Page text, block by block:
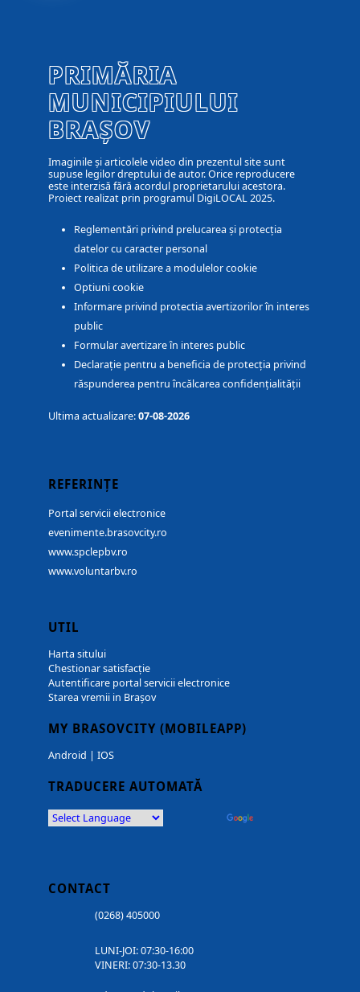
PRIMĂRIA
MUNICIPIULUI
BRAȘOV
Imaginile și articolele video din prezentul site sunt
supuse legilor dreptului de autor. Orice reproducere
este interzisă fără acordul proprietarului acestora.
Proiect realizat prin programul DigiLOCAL 2025.
Reglementări privind prelucarea și protecția
datelor cu caracter personal
Politica de utilizare a modulelor cookie
Optiuni cookie
Informare privind protectia avertizorilor în interes
public
Formular avertizare în interes public
Declarație pentru a beneficia de protecția privind
răspunderea pentru încălcarea confidențialității
Ultima actualizare:07-08-2026
REFERINȚE
Portal servicii electronice
evenimente.brasovcity.ro
www.spclepbv.ro
www.voluntarbv.ro
UTIL
Harta sitului
Chestionar satisfacție
Autentificare portal servicii electronice
Starea vremii in Brașov
MY BRASOVCITY (MOBILEAPP)
Android | IOS
TRADUCERE AUTOMATĂ
CONTACT
(0268) 405000
LUNI-JOI: 07:30-16:00
VINERI: 07:30-13.30